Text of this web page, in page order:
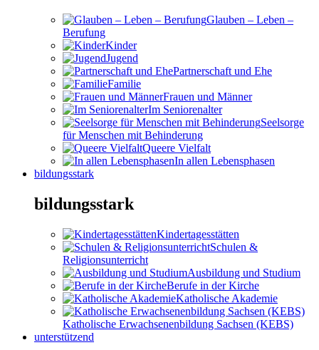
Glauben – Leben –
Berufung
Kinder
Jugend
Partnerschaft und Ehe
Familie
Frauen und Männer
Im Seniorenalter
Seelsorge
für Menschen mit Behinderung
Queere Vielfalt
In allen Lebensphasen
bildungsstark
bildungsstark
Kindertagesstätten
Schulen &
Religionsunterricht
Ausbildung und Studium
Berufe in der Kirche
Katholische Akademie
Katholische Erwachsenenbildung Sachsen (KEBS)
unterstützend